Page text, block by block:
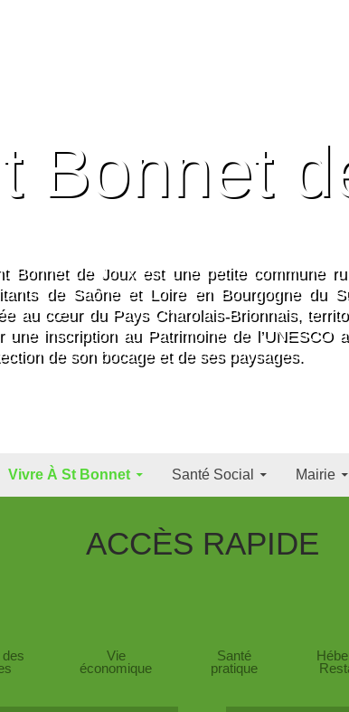
Bonnet
Bonnet de Joux est une petite commune
de Saône et Loire en Bourgogne du
au cœur du Pays Charolais-Brionnais,
une inscription au Patrimoine de l’UNESCO
de son bocage et de ses paysages.
Vivre À St Bonnet Santé Social Mairie
ACCÈS RAPIDE
des
Vie
économique
Santé
pratique